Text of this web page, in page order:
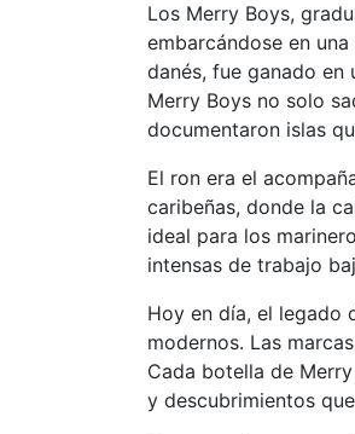
Los Merry Boys,
embarcándose en
danés, fue ganado
Merry Boys no solo
documentaron islas
El ron era el
caribeñas, donde la
ideal para los
intensas de trabajo
Hoy en día, el legado
modernos. Las
Cada botella de
y descubrimientos